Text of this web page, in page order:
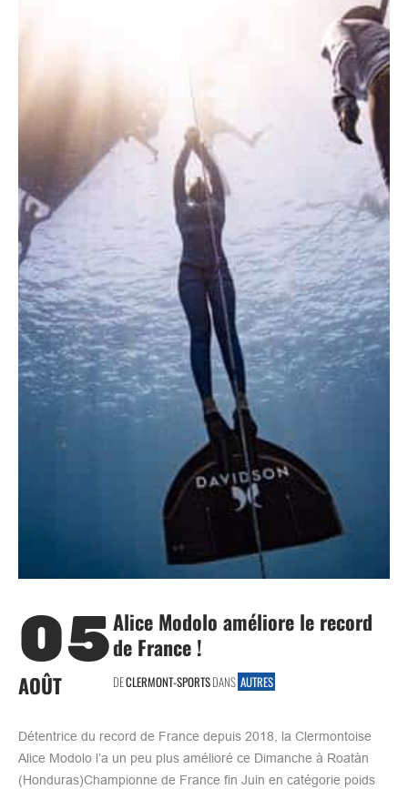
05
AOÛT
Alice Modolo améliore le record
de France !
DECLERMONT-SPORTSDANS AUTRES
Détentrice du record de France depuis 2018, la Clermontoise
Alice Modolo l’a un peu plus amélioré ce Dimanche à Roatàn
(Honduras)Championne de France fin Juin en catégorie poids